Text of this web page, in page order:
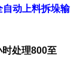
自动上料拆垛输
处理800至